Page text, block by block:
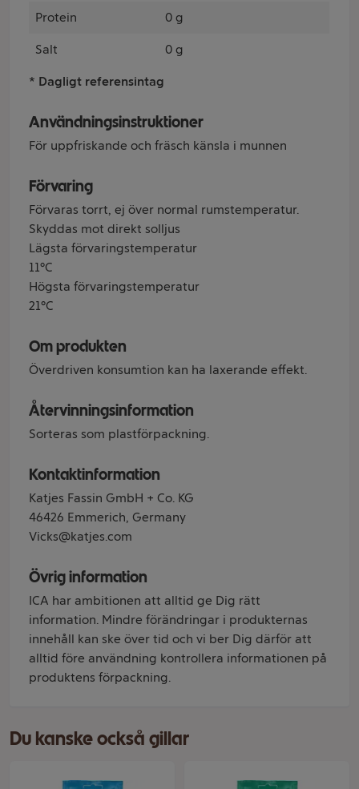
Protein 0 g
Salt 0 g
* Dagligt referensintag
Användningsinstruktioner
För uppfriskande och fräsch känsla i munnen
Förvaring
Förvaras torrt, ej över normal rumstemperatur.
Skyddas mot direkt solljus
Lägsta förvaringstemperatur
11°C
Högsta förvaringstemperatur
21°C
Om produkten
Överdriven konsumtion kan ha laxerande effekt.
Återvinningsinformation
Sorteras som plastförpackning.
Kontaktinformation
Katjes Fassin GmbH + Co. KG
46426 Emmerich, Germany
Vicks@katjes.com
Övrig information
ICA har ambitionen att alltid ge Dig rätt
information. Mindre förändringar i produkternas
innehåll kan ske över tid och vi ber Dig därför att
alltid före användning kontrollera informationen på
produktens förpackning.
Du kanske också gillar